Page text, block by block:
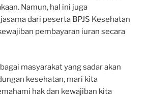
Namun, hal ini juga
dari peserta BPJS Kesehatan
pembayaran iuran secara
masyarakat yang sadar akan
kesehatan, mari kita
hak dan kewajiban kita